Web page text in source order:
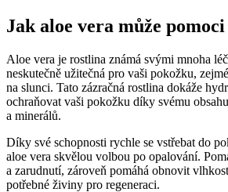
Jak aloe vera může
Aloe vera je rostlina známá svými mnoha
neskutečně užitečná pro vaši pokožku,
na slunci. Tato zázračná rostlina dokáže
ochraňovat vaši pokožku díky ‌svému​
a ‍minerálů.
Díky své schopnosti rychle se vstřebat do
aloe vera‌ skvělou⁤ volbou po opalování.
a ‌zarudnutí, zároveň pomáhá obnovit
potřebné živiny pro regeneraci.